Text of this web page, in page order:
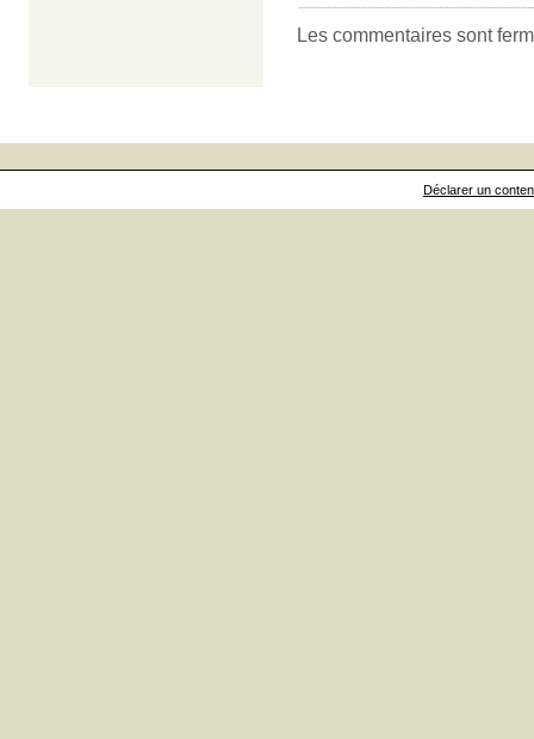
Les commentaires sont
Déclarer un